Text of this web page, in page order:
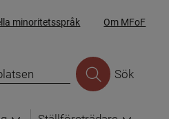
minoritetsspråk Om MFoF
Sök